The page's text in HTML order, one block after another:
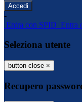
-
Entra con SPID Entra
Seleziona utente
button close ×
Recupero